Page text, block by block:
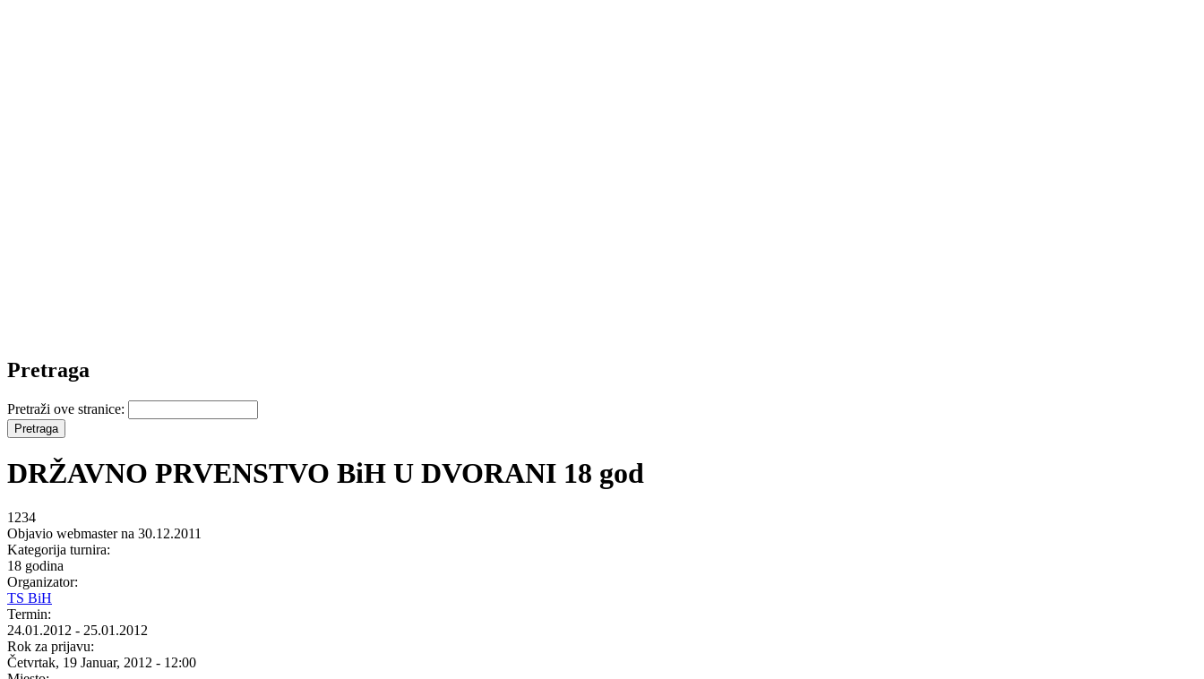
Pretraga
Pretraži ove stranice:
DRŽAVNO PRVENSTVO BiH U DVORANI 18 god
1234
Objavio webmaster na 30.12.2011
Kategorija turnira:
18 godina
Organizator:
TS BiH
Termin:
24.01.2012 - 25.01.2012
Rok za prijavu:
Četvrtak, 19 Januar, 2012 - 12:00